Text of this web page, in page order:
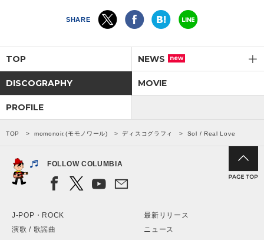
SHARE
TOP NEWS new
DISCOGRAPHY MOVIE
PROFILE
TOP momonoir.(モモノワール) ディスコグラフィ Sol / Real Love
FOLLOW COLUMBIA
J-POP・ROCK
演歌 / 歌謡曲
最新リリース
ニュース